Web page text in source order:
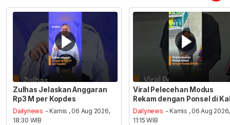
Zulhas Jelaskan Anggaran
Rp3 M per Kopdes
Dailynews - Kamis , 06 Aug 2026,
18:30 WIB
Viral Pelecehan Modus
Rekam dengan Ponsel di
Dailynews - Kamis , 06 Aug 2026,
11:15 WIB